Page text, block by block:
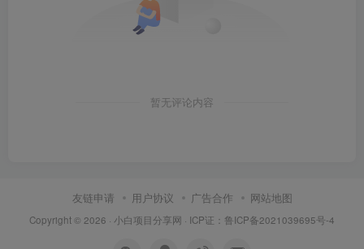
暂无评论内容
友链申请 用户协议 广告合作 网站地图
Copyright © 2026 · 小白项目分享网 · ICP证： 鲁ICP备2021039695号-4